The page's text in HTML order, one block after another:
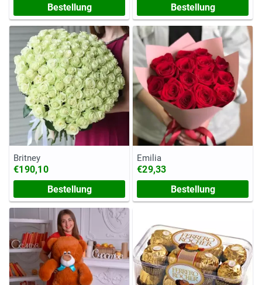
Bestellung
Bestellung
Britney
€190,10
Bestellung
Emilia
€29,33
Bestellung